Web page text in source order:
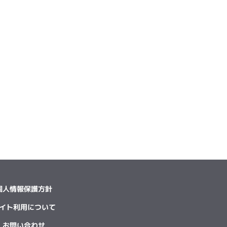
人情報保護方針
ト利用について
お問い合わせ